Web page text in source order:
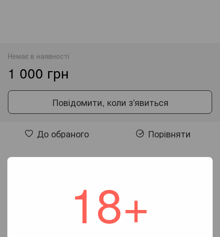
18+
Немає в наявності
1 000 грн
Повідомити, коли з'явиться
До обраного Порівняти